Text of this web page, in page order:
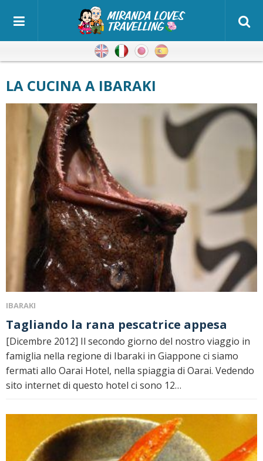
IngleseItalianoGiapponese
LA CUCINA A IBARAKI
IBARAKI
Tagliando la rana pescatrice appesa
[Dicembre 2012] Il secondo giorno del nostro viaggio in
famiglia nella regione di Ibaraki in Giappone ci siamo
fermati allo Oarai Hotel, nella spiaggia di Oarai. Vedendo
sito internet di questo hotel ci sono 12…